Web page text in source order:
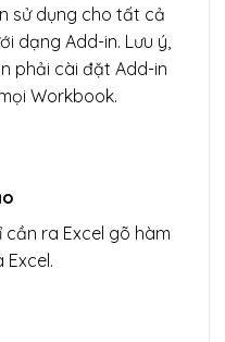
sử dụng cho tất cả
dạng Add-in. Lưu ý,
phải cài đặt Add-in
Workbook.
ra Excel gõ hàm